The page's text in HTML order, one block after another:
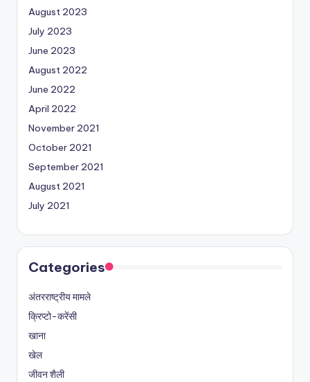
August 2023
July 2023
June 2023
August 2022
June 2022
April 2022
November 2021
October 2021
September 2021
August 2021
July 2021
Categories
अंतरराष्ट्रीय मामले
क्रिप्टो-करेंसी
खाना
खेल
जीवन शैली